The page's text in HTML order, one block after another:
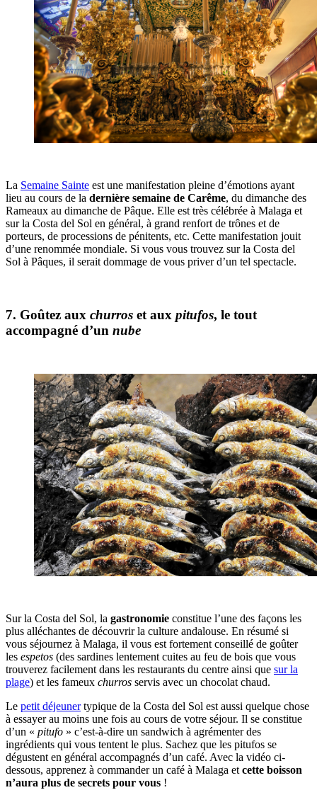
La Semaine Sainte est une manifestation pleine d’émotions ayant
lieu au cours de la dernière semaine de Carême, du dimanche des
Rameaux au dimanche de Pâque. Elle est très célébrée à Malaga et
sur la Costa del Sol en général, à grand renfort de trônes et de
porteurs, de processions de pénitents, etc. Cette manifestation jouit
d’une renommée mondiale. Si vous vous trouvez sur la Costa del
Sol à Pâques, il serait dommage de vous priver d’un tel spectacle.
7. Goûtez aux churros et aux pitufos, le tout
accompagné d’un nube
Sur la Costa del Sol, la gastronomie constitue l’une des façons les
plus alléchantes de découvrir la culture andalouse. En résumé si
vous séjournez à Malaga, il vous est fortement conseillé de goûter
les espetos (des sardines lentement cuites au feu de bois que vous
trouverez facilement dans les restaurants du centre ainsi que sur la
plage) et les fameux churros servis avec un chocolat chaud.
Le petit déjeunertypique de la Costa del Sol est aussi quelque chose
à essayer au moins une fois au cours de votre séjour. Il se constitue
d’un « pitufo » c’est-à-dire un sandwich à agrémenter des
ingrédients qui vous tentent le plus. Sachez que les pitufos se
dégustent en général accompagnés d’un café. Avec la vidéo ci-
dessous, apprenez à commander un café à Malaga et cette boisson
n’aura plus de secrets pour vous !